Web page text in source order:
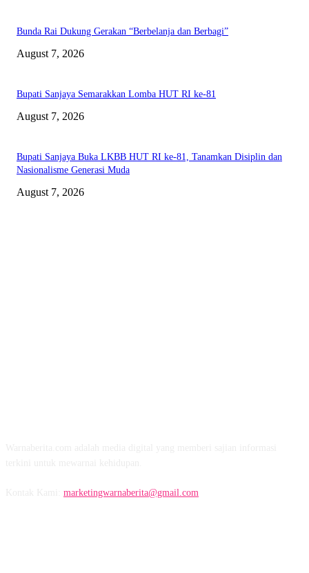
Bunda Rai Dukung Gerakan “Berbelanja dan Berbagi”
August 7, 2026
Bupati Sanjaya Semarakkan Lomba HUT RI ke-81
August 7, 2026
Bupati Sanjaya Buka LKBB HUT RI ke-81, Tanamkan Disiplin dan
Nasionalisme Generasi Muda
August 7, 2026
marketingwarnaberita@gmail.com